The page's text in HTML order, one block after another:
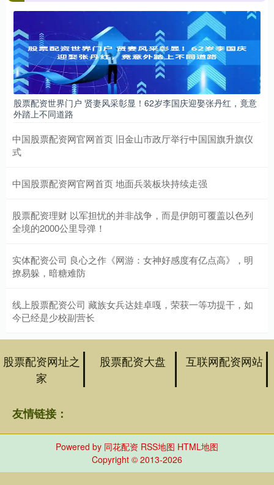
股票配资世界门户 贤妻风采彰显！62岁李国庆迎娶张丹红，竟意
外踏上不同道路
中国股票配资网官网首页 旧金山市政厅举行中国国旗升旗仪
式
中国股票配资网官网首页 地面兵装板块持续走强
股票配资理财 以军担忧的并非战争，而是伊朗可覆盖以色列
全境的2000公里导弹！
实体配资公司 良心之作《网游：女神好感度有亿点高》，明
撩易躲，暗糖难防
线上股票配资公司 藏族女兵达娃卓嘎，荣获一等功提干，如
今已经是少校副营长
股票配资网址之
家
股票配资大盘 互联网配资网站
友情链接：
Powered by 同花配资 RSS地图 HTML地图
Copyright © 2013-2026